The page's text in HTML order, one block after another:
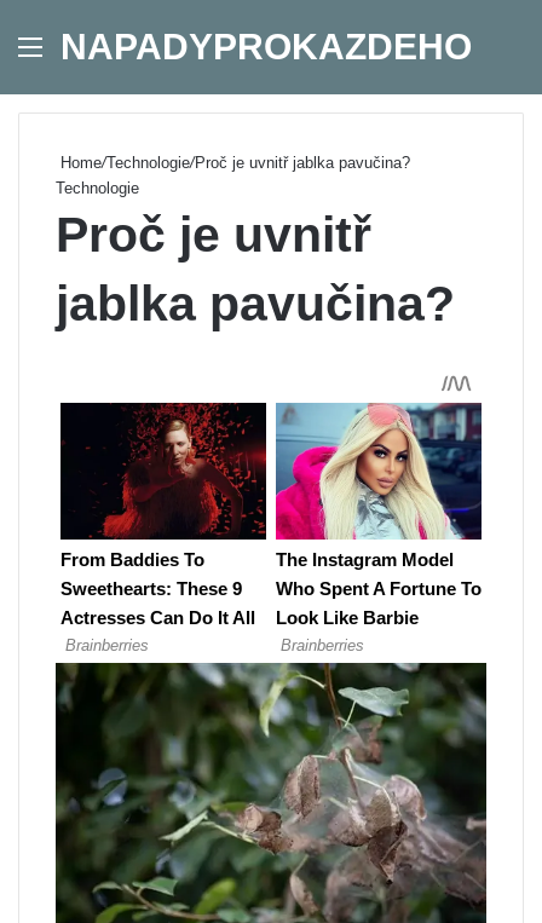
Menu
NAPADYPROKAZDEHO
Home/Technologie/Proč je uvnitř jablka pavučina?
Technologie
Proč je uvnitř
jablka pavučina?